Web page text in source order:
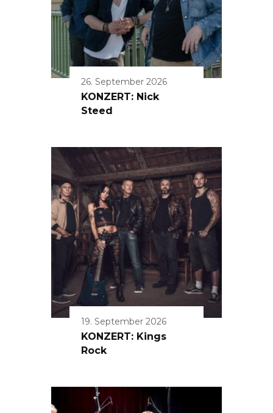
26. September 2026
KONZERT: Nick
Steed
19. September 2026
KONZERT: Kings
Rock